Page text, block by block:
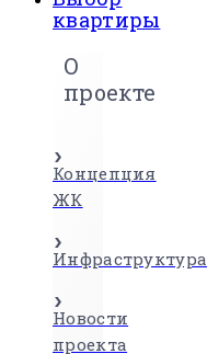
квартиры
О
проекте
Концепция
ЖК
Инфраструктура
Новости
проекта